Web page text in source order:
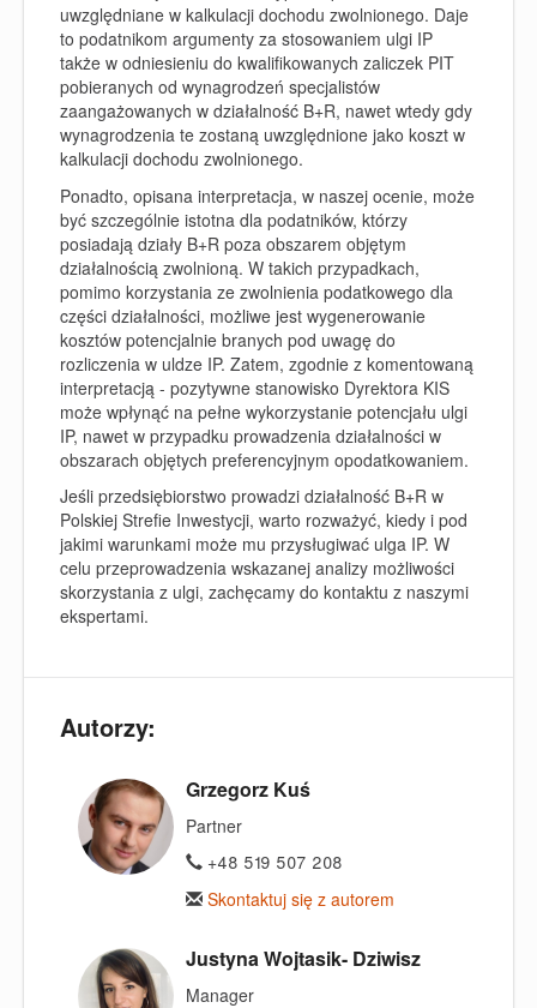
uwzględniane w kalkulacji dochodu zwolnionego. Daje
to podatnikom argumenty za stosowaniem ulgi IP
także w odniesieniu do kwalifikowanych zaliczek PIT
pobieranych od wynagrodzeń specjalistów
zaangażowanych w działalność B+R, nawet wtedy gdy
wynagrodzenia te zostaną uwzględnione jako koszt w
kalkulacji dochodu zwolnionego.
Ponadto, opisana interpretacja, w naszej ocenie, może
być szczególnie istotna dla podatników, którzy
posiadają działy B+R poza obszarem objętym
działalnością zwolnioną. W takich przypadkach,
pomimo korzystania ze zwolnienia podatkowego dla
części działalności, możliwe jest wygenerowanie
kosztów potencjalnie branych pod uwagę do
rozliczenia w uldze IP. Zatem, zgodnie z komentowaną
interpretacją - pozytywne stanowisko Dyrektora KIS
może wpłynąć na pełne wykorzystanie potencjału ulgi
IP, nawet w przypadku prowadzenia działalności w
obszarach objętych preferencyjnym opodatkowaniem.
Jeśli przedsiębiorstwo prowadzi działalność B+R w
Polskiej Strefie Inwestycji, warto rozważyć, kiedy i pod
jakimi warunkami może mu przysługiwać ulga IP. W
celu przeprowadzenia wskazanej analizy możliwości
skorzystania z ulgi, zachęcamy do kontaktu z naszymi
ekspertami.
Autorzy:
Grzegorz Kuś
Partner
+48 519 507 208
Skontaktuj się z autorem
Justyna Wojtasik- Dziwisz
Manager